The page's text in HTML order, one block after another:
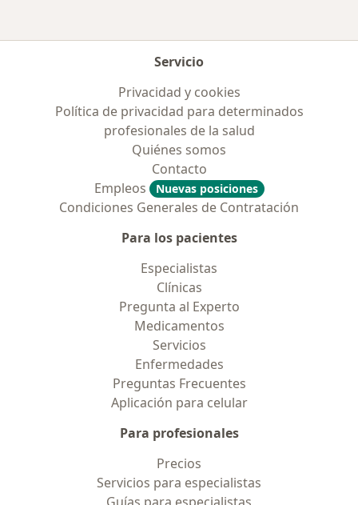
Servicio
Privacidad y cookies
Política de privacidad para determinados
profesionales de la salud
Quiénes somos
Contacto
Empleos
Nuevas posiciones
Condiciones Generales de Contratación
Para los pacientes
Especialistas
Clínicas
Pregunta al Experto
Medicamentos
Servicios
Enfermedades
Preguntas Frecuentes
Aplicación para celular
Para profesionales
Precios
Servicios para especialistas